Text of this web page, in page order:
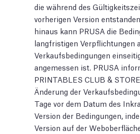
die während des
vorherigen Version
hinaus kann PRUSA die
langfristigen Verpflichtungen
Verkaufsbedingungen
angemessen ist. PRUSA
PRINTABLES CLUB &
Änderung der
Tage vor dem Datum des
Version der Bedingungen,
Version auf der